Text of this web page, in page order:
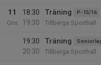
11
Ons
18:30
19:30
Träning P-15/16
Tillberga Sporthall
19:30
20:30
Träning
Tillberga Sporthall